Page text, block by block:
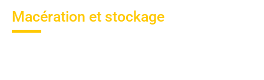
Macération et stockage